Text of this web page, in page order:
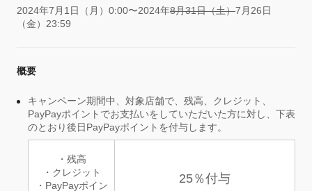
2024年7月1日（月）0:00〜2024年8月31日（土）7月26日
（金）23:59
概要
キャンペーン期間中、対象店舗で、残高、クレジット、
PayPayポイントでお支払いをしていただいた方に対し、下表
のとおり後日PayPayポイントを付与します。
・残高
・クレジット
・PayPayポイン
25％付与